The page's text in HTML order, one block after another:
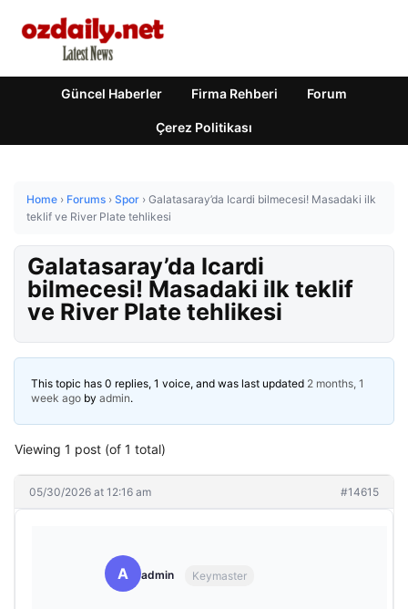
Güncel Haberler Firma Rehberi Forum
Çerez Politikası
Home › Forums › Spor › Galatasaray’da Icardi bilmecesi! Masadaki ilk
teklif ve River Plate tehlikesi
Galatasaray’da Icardi
bilmecesi! Masadaki ilk teklif
ve River Plate tehlikesi
This topic has 0 replies, 1 voice, and was last updated 2 months, 1
week ago by admin.
Viewing 1 post (of 1 total)
05/30/2026 at 12:16 am #14615
A admin Keymaster